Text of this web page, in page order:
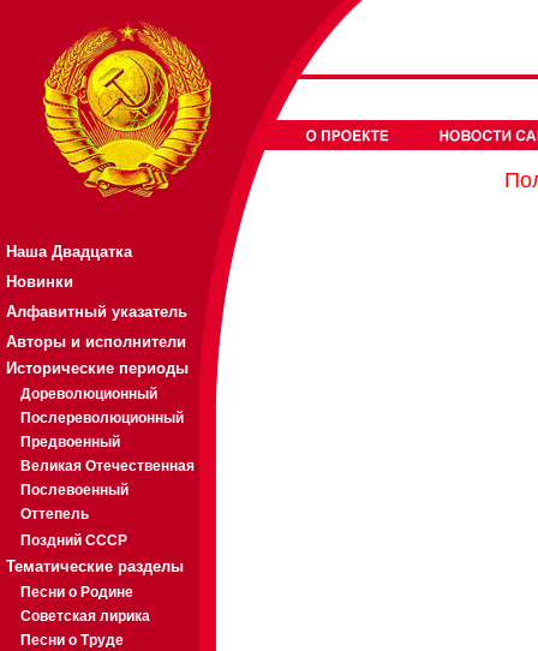
Наша Двадцатка
Новинки
Алфавитный указатель
Авторы и исполнители
Исторические периоды
Дореволюционный
Послереволюционный
Предвоенный
Великая Отечественная
Послевоенный
Оттепель
Поздний СССР
Тематические разделы
Песни о Родине
Советская лирика
Песни о Труде